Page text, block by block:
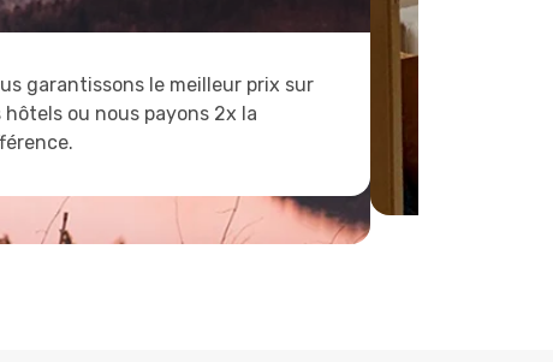
garantissons le meilleur prix sur
hôtels ou nous payons 2x la